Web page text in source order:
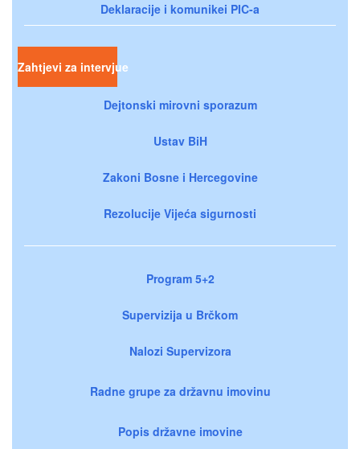
Deklaracije i komunikei PIC-a
Zahtjevi za intervjue
Dejtonski mirovni sporazum
Ustav BiH
Zakoni Bosne i Hercegovine
Rezolucije Vijeća sigurnosti
Program 5+2
Supervizija u Brčkom
Nalozi Supervizora
Radne grupe za državnu imovinu
Popis državne imovine